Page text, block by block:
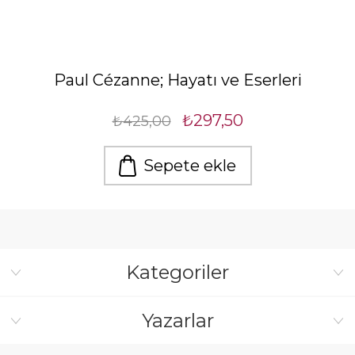
Paul Cézanne; Hayatı ve Eserleri
₺425,00 ₺297,50
Sepete ekle
Kategoriler
Yazarlar